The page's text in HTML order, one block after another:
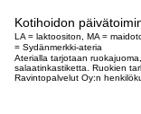
Kotihoidon
LA = laktoositon, MA =
= Sydänmerkki-ateria
Aterialla tarjotaan
salaatinkastiketta. Ruokien
Ravintopalvelut Oy:n